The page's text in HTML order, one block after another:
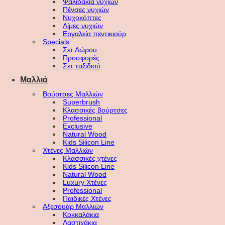
Πένσες νυχιών
Νυχοκόπτες
Λίμες νυχιών
Εργαλεία πεντικιούρ
Specials
Σετ Δώρου
Προσφορές
Σετ ταξιδιού
Μαλλιά
Βούρτσες Μαλλιών
Superbrush
Κλασσικές βούρτσες
Professional
Exclusive
Natural Wood
Kids Silicon Line
Χτένες Μαλλιών
Κλασσικές χτένες
Kids Silicon Line
Natural Wood
Luxury Χτένες
Professional
Παιδικές Χτένες
Αξεσουάρ Μαλλιών
Κοκκαλάκια
Λαστιχάκια